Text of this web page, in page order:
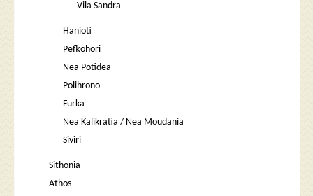
Vila Sandra
Hanioti
Pefkohori
Nea Potidea
Polihrono
Furka
Nea Kalikratia / Nea Moudania
Siviri
Sithonia
Athos